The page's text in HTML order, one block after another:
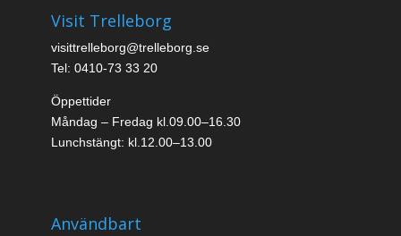
Visit Trelleborg
visittrelleborg@trelleborg.se
Tel: 0410-73 33 20
Öppettider
Måndag – Fredag kl.09.00–16.30
Lunchstängt: kl.12.00–13.00
Användbart